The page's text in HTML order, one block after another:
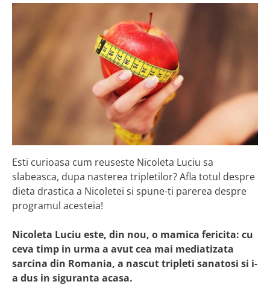
Esti curioasa cum reuseste Nicoleta Luciu sa
slabeasca, dupa nasterea tripletilor? Afla totul despre
dieta drastica a Nicoletei si spune-ti parerea despre
programul acesteia!
Nicoleta Luciu este, din nou, o mamica fericita: cu
ceva timp in urma a avut cea mai mediatizata
sarcina din Romania, a nascut tripleti sanatosi si i-
a dus in siguranta acasa.